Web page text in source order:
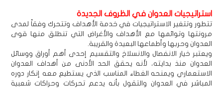
استراتيجيات العدوان في الظروف الجديدة
تتطور وتتغير الاستراتيجيات في خدمة الأهداف وتتحرك وفقاً لمدى
مرونتها وتوائمها مع الأهداف والأغراض التي تنطلق منها قوى
العدوان وحربها وأطماعها البعيدة والقريبة.
ويعتبر خيار الانفصال والانسلاخ والتقسيم إحدى أهم أوراق ووسائل
العدوان منذ بدايته، لأنه يحقق الحد الأدنى من أهداف العدوان
الاستعماري ويمنحه الغطاء المناسب الذي يستطيع معه إنكار دوره
المباشر في العدوان والتقول بأنه يدعم تحركات وحراكات شعبية